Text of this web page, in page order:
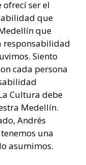
ofrecí ser el
que
que
responsabilidad
Siento
cada persona
Cultura debe
Medellín.
Andrés
una
asumimos.